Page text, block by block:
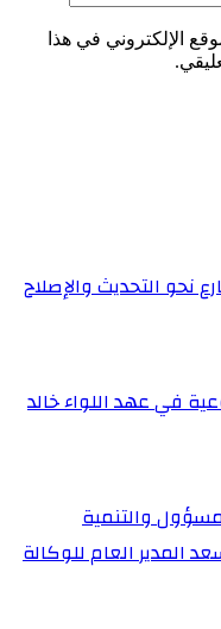
الإلكتروني في هذا
نحو التحديث والإصلاح
في عهد اللواء خالد
والتنمية
المدير العام للوكالة